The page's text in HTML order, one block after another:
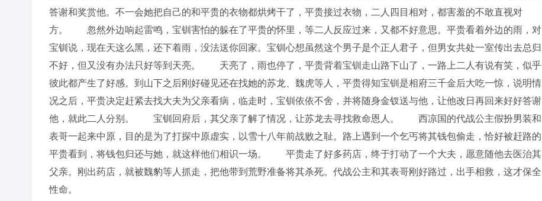
答谢和奖赏他。不一会她把自己的和平贵的衣物都烘烤干了，平贵接过衣物，二人四目相对，都害羞的不敢直视对
方。 忽然外边响起雷鸣，宝钏害怕的躲在了平贵的怀里，等二人反应过来，又都不好意思。平贵看着外边的雨，对
宝钏说，现在天这么黑，还下着雨，没法送你回家。宝钏心想虽然这个男子是个正人君子，但男女共处一室传出去总归
不好，但又没有办法只好等到天亮。 天亮了，雨也停了，平贵背着宝钏走山路下山了，一路上二人有说有笑，似乎
彼此都产生了好感。到山下之后刚好碰见还在找她的苏龙、魏虎等人，平贵得知宝钏是相府三千金后大吃一惊，说明情
况之后，平贵决定赶紧去找大夫为父亲看病，临走时，宝钏依依不舍，并将随身金钗送与他，让他改日再回来好好答谢
他，就此二人分别。 宝钏回府后，其父亲了解了情况，让苏龙去寻找救命恩人。 西凉国的代战公主假扮男装和
表哥一起来中原，目的是为了打探中原虚实，以雪十八年前战败之耻。路上遇到一个乞丐将其钱包偷走，恰好被赶路的
平贵看到，将钱包归还与她，就这样他们相识一场。 平贵走了好多药店，终于打动了一个大夫，愿意随他去医治其
父亲。刚出药店，就被魏豹等人抓走，把他带到荒野准备将其杀死。代战公主和其表哥刚好路过，出手相救，这才保全
性命。